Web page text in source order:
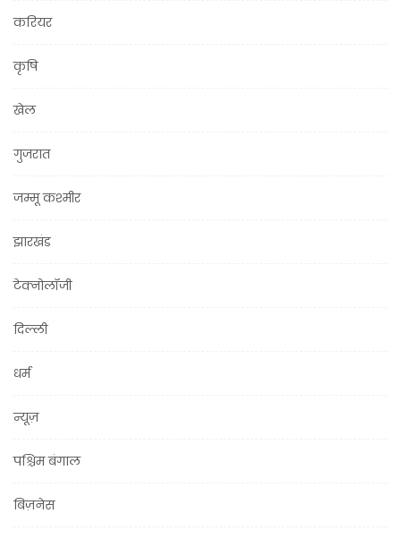
करियर
कृषि
खेल
गुजरात
जम्मू कश्मीर
झारखंड
टेक्नोलॉजी
दिल्ली
धर्म
न्यूज़
पश्चिम बंगाल
बिज़नेस